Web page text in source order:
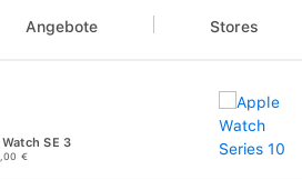
Angebote Stores
SE 3
€